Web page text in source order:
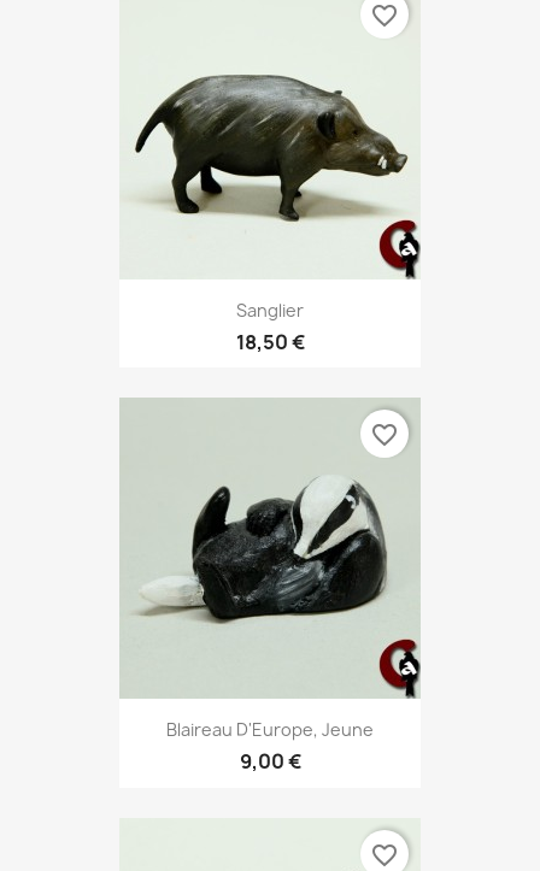
Sanglier
18,50 €
favorite_border
Blaireau D'Europe, Jeune
9,00 €
favorite_border
favorite_border